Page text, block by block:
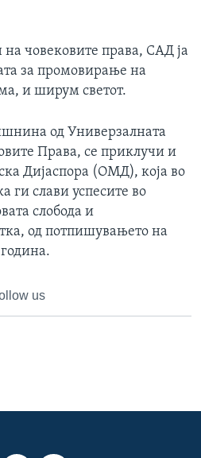
човековите права, САД ја
за промовирање на
и ширум светот.
од Универзалната
Права, се приклучи и
Дијаспора (ОМД), која во
ги слави успесите во
слобода и
од потпишувањето на
us